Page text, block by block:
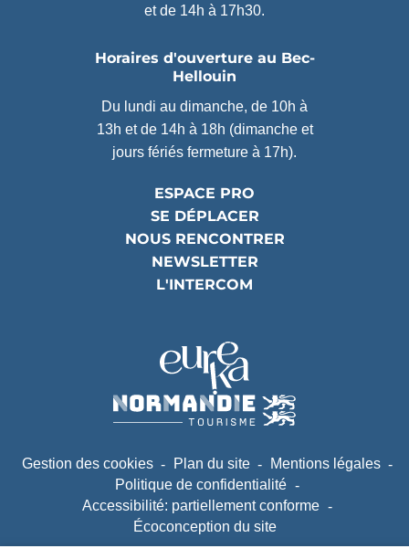
et de 14h à 17h30.
Horaires d'ouverture au Bec-
Hellouin
Du lundi au dimanche, de 10h à
13h et de 14h à 18h (dimanche et
jours fériés fermeture à 17h).
ESPACE PRO
SE DÉPLACER
NOUS RENCONTRER
NEWSLETTER
L'INTERCOM
Partenaires
(ouverture dans un nouvel
Gestion des cookies
Plan du site
Mentions légales
Politique de confidentialité
Accessibilité: partiellement conforme
Écoconception du site